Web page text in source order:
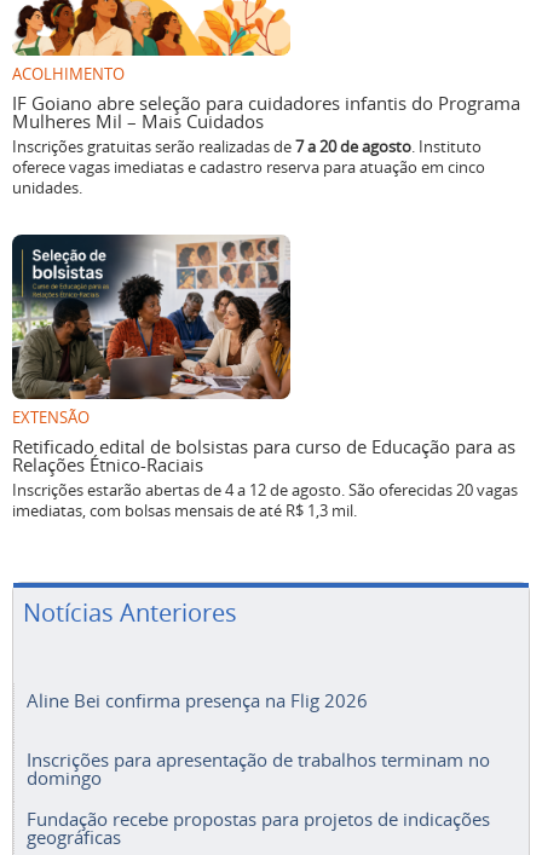
ACOLHIMENTO
IF Goiano abre seleção para cuidadores infantis do Programa
Mulheres Mil – Mais Cuidados
Inscrições gratuitas serão realizadas de7 a 20 de agosto. Instituto
oferece vagas imediatas e cadastro reserva para atuação em cinco
unidades.
EXTENSÃO
Retificado edital de bolsistas para curso de Educação para as
Relações Étnico-Raciais
Inscrições estarão abertas de 4 a 12 de agosto. São oferecidas 20 vagas
imediatas, com bolsas mensais de até R$ 1,3 mil.
Notícias Anteriores
Aline Bei confirma presença na Flig 2026
Inscrições para apresentação de trabalhos terminam no
domingo
Fundação recebe propostas para projetos de indicações
geográficas